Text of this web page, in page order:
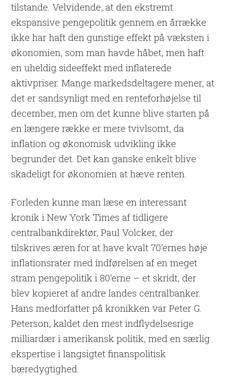
tilstande. Velvidende, at den ekstremt
ekspansive pengepolitik gennem en årrække
ikke har haft den gunstige effekt på væksten i
økonomien, som man havde håbet, men haft
en uheldig sideeffekt med inflaterede
aktivpriser. Mange markedsdeltagere mener, at
det er sandsynligt med en renteforhøjelse til
december, men om det kunne blive starten på
en længere række er mere tvivlsomt, da
inflation og økonomisk udvikling ikke
begrunder det. Det kan ganske enkelt blive
skadeligt for økonomien at hæve renten.
Forleden kunne man læse en interessant
kronik i New York Times af tidligere
centralbankdirektør, Paul Volcker, der
tilskrives æren for at have kvalt 70’ernes høje
inflationsrater med indførelsen af en meget
stram pengepolitik i 80’erne – et skridt, der
blev kopieret af andre landes centralbanker.
Hans medforfatter på kronikken var Peter G.
Peterson, kaldet den mest indflydelsesrige
milliardær i amerikansk politik, med en særlig
ekspertise i langsigtet finanspolitisk
bæredygtighed.